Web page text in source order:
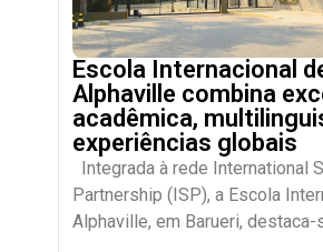
Escola Internacional
Alphaville combina
acadêmica,
experiências globais
Integrada à rede International
Partnership (ISP), a Escola
Alphaville, em Barueri, destaca-